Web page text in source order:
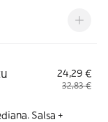
24,29 €
32,83 €
Salsa +